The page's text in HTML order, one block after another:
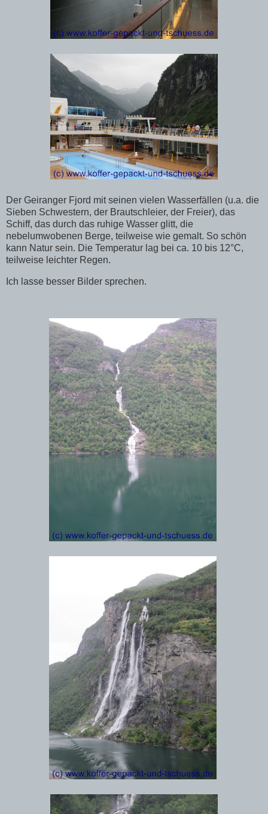
Der Geiranger Fjord mit seinen vielen Wasserfällen (u.a. die
Sieben Schwestern, der Brautschleier, der Freier), das
Schiff, das durch das ruhige Wasser glitt, die
nebelumwobenen Berge, teilweise wie gemalt. So schön
kann Natur sein. Die Temperatur lag bei ca. 10 bis 12°C,
teilweise leichter Regen.
Ich lasse besser Bilder sprechen.